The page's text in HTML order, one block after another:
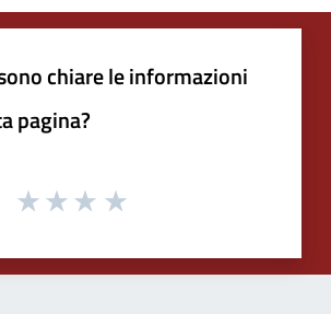
chiare le informazioni
pagina?